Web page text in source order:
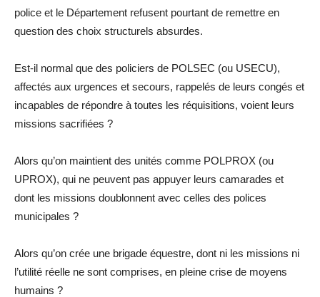
police et le Département refusent pourtant de remettre en
question des choix structurels absurdes.
Est-il normal que des policiers de POLSEC (ou USECU),
affectés aux urgences et secours, rappelés de leurs congés et
incapables de répondre à toutes les réquisitions, voient leurs
missions sacrifiées ?
Alors qu’on maintient des unités comme POLPROX (ou
UPROX), qui ne peuvent pas appuyer leurs camarades et
dont les missions doublonnent avec celles des polices
municipales ?
Alors qu’on crée une brigade équestre, dont ni les missions ni
l’utilité réelle ne sont comprises, en pleine crise de moyens
humains ?